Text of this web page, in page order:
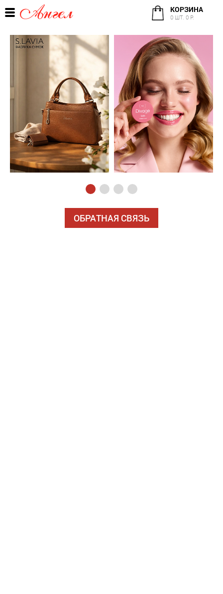
КОРЗИНА
0 ШТ. 0 Р.
ОБРАТНАЯ СВЯЗЬ